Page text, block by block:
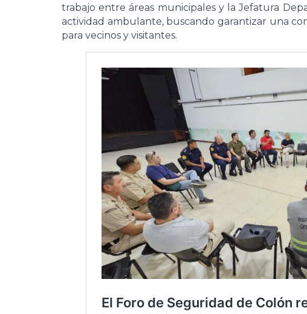
trabajo entre áreas municipales y la Jefatura
actividad ambulante, buscando garantizar una
para vecinos y visitantes.